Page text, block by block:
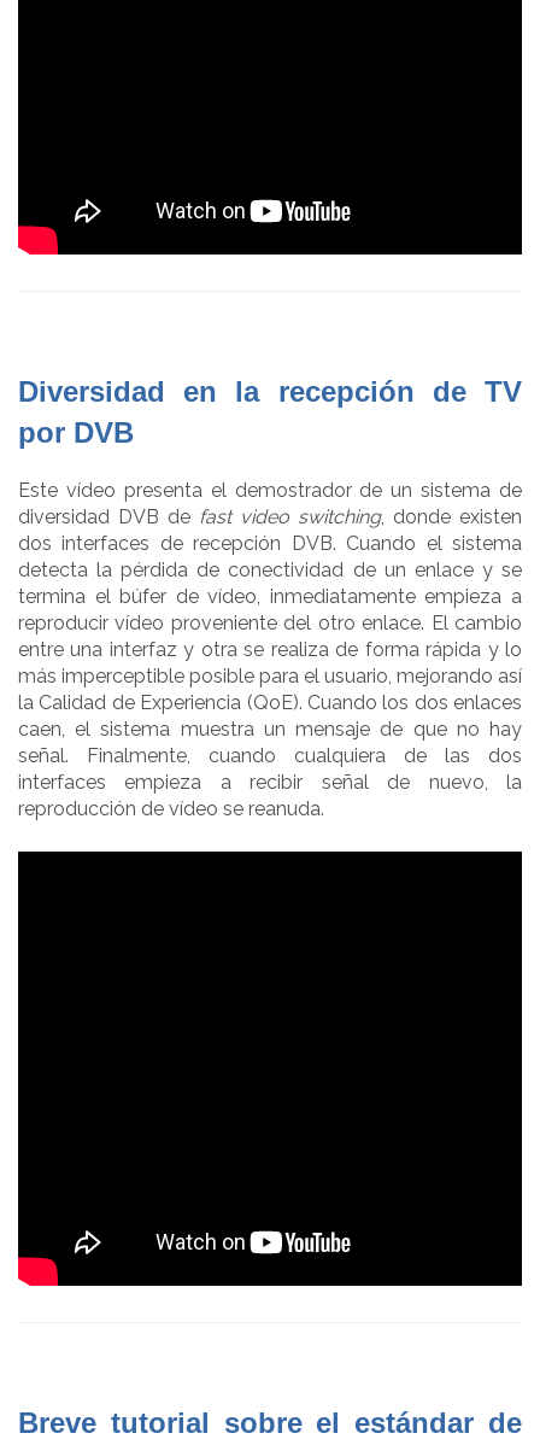
Diversidad en la recepción de TV
por DVB
Este vídeo presenta el demostrador de un sistema de
diversidad DVB de fast video switching, donde existen
dos interfaces de recepción DVB. Cuando el sistema
detecta la pérdida de conectividad de un enlace y se
termina el búfer de vídeo, inmediatamente empieza a
reproducir vídeo proveniente del otro enlace. El cambio
entre una interfaz y otra se realiza de forma rápida y lo
más imperceptible posible para el usuario, mejorando así
la Calidad de Experiencia (QoE). Cuando los dos enlaces
caen, el sistema muestra un mensaje de que no hay
señal. Finalmente, cuando cualquiera de las dos
interfaces empieza a recibir señal de nuevo, la
reproducción de vídeo se reanuda.
Breve tutorial sobre el estándar de